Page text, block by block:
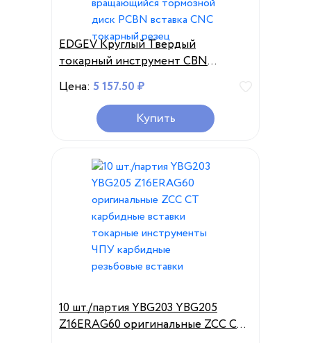
EDGEV Круглый Твердый
токарный инструмент CBN
RNMN0603 RNMN0903
RNMN0904 RNMN1203
RNMN120400, вращающийся
тормозной диск PCBN вставка
Цена: 5 157.50 ₽
Купить
10 шт./партия YBG203 YBG205
Z16ERAG60 оригинальные ZCC CT